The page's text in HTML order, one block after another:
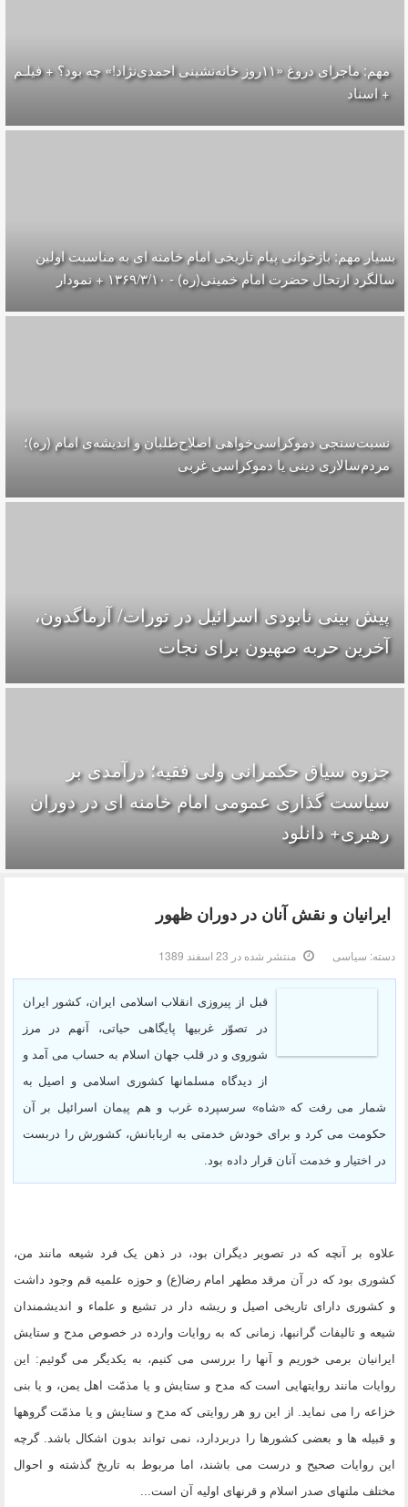
مهم: ماجرای دروغ «۱۱روز خانه‌نشینی احمدی‌نژاد!» چه بود؟ + فیلـم
+ اسناد
بسیار مهم: بازخوانی پیام تاریخی امام خامنه ای به مناسبت اولین
سالگرد ارتحال حضرت امام خمینی(ره) - ۱۳۶۹/۳/۱۰ + نمودار
نسبت‌سنجی دموکراسی‌خواهی اصلاح‌طلبان و اندیشه‌ی امام (ره)؛
مردم‌سالاری دینی یا دموکراسی غربی
پیش بینی نابودی اسرائیل در تورات/ آرماگدون،
آخرین حربه صهیون برای نجات
جزوه سیاق حکمرانی ولی فقیه؛ درآمدی بر
سیاست گذاری عمومی امام خامنه ای در دوران
رهبری+ دانلود
ایرانیان و نقش آنان در دوران ظهور
دسته: سیاسی منتشر شده در 23 اسفند 1389
قبل از پیروزى انقلاب اسلامى ایران، کشور ایران
در تصوّر غربیها پایگاهى حیاتى، آنهم در مرز
شوروى و در قلب جهان اسلام به حساب مى آمد و
از دیدگاه مسلمانها کشورى اسلامى و اصیل به
شمار مى رفت که «شاه» سرسپرده غرب و هم پیمان اسرائیل بر آن
حکومت مى کرد و براى خودش خدمتى به اربابانش، کشورش را دربست
در اختیار و خدمت آنان قرار داده بود.
علاوه بر آنچه که در تصویر دیگران بود، در ذهن یک فرد شیعه مانند من،
کشورى بود که در آن مرقد مطهر امام رضا(ع) و حوزه علمیه قم وجود داشت
و کشورى داراى تاریخى اصیل و ریشه دار در تشیع و علماء و اندیشمندان
شیعه و تالیفات گرانبها، زمانی که به روایات وارده در خصوص مدح و ستایش
ایرانیان برمى خوریم و آنها را بررسى مى کنیم، به یکدیگر مى گوئیم: این
روایات مانند روایتهایى است که مدح و ستایش و یا مذمّت اهل یمن، و یا بنى
خزاعه را مى نماید. از این رو هر روایتى که مدح و ستایش و یا مذمّت گروهها
و قبیله ها و بعضى کشورها را دربردارد، نمى تواند بدون اشکال باشد. گرچه
این روایات صحیح و درست مى باشند، اما مربوط به تاریخ گذشته و احوال
مختلف ملتهاى صدر اسلام و قرنهاى اولیه آن است...